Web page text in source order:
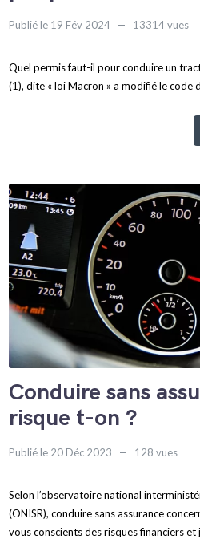
Publié le 19 Fév 2024 13314 vues
Quel permis faut-il pour conduire un
(1), dite « loi Macron » a modifié le code
Conduire sans
risque t-on ?
Publié le 20 Déc 2023 128 vues
Selon l’observatoire national
(ONISR), conduire sans assurance
vous conscients des risques financiers et